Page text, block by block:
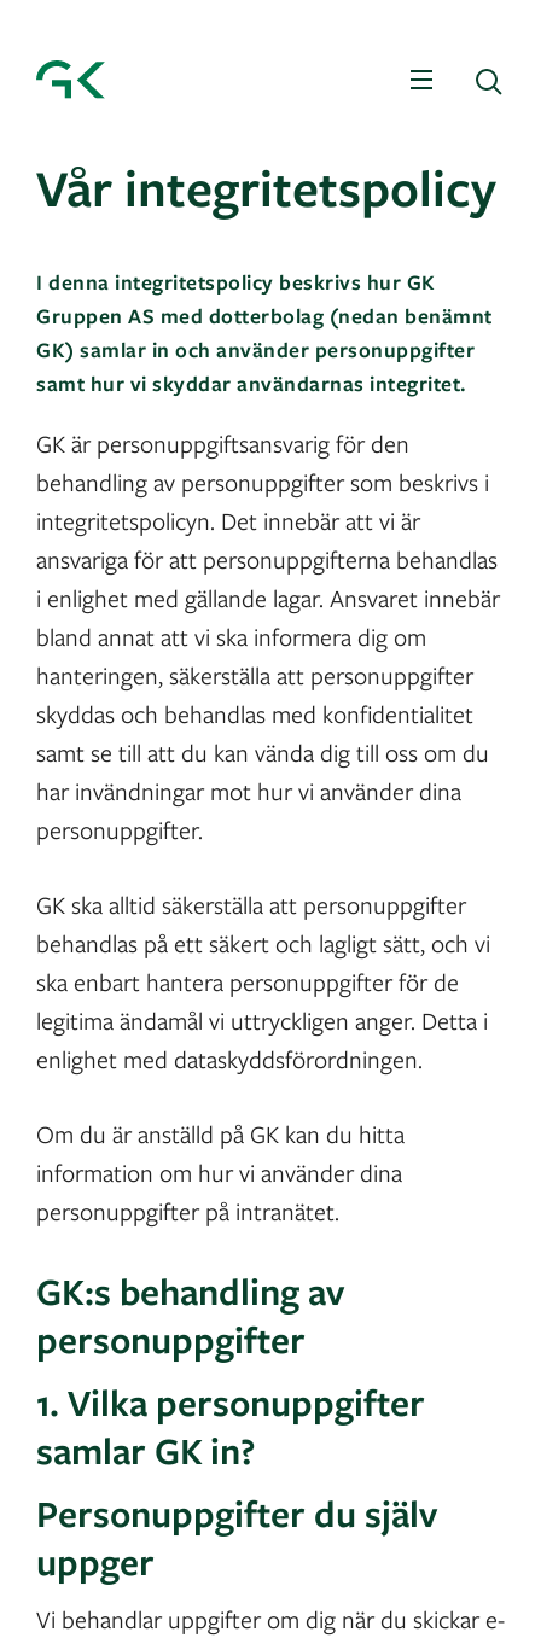
Meny
Vår integritetspolicy
I denna integritetspolicy beskrivs hur GK
Gruppen AS med dotterbolag (nedan benämnt
GK) samlar in och använder personuppgifter
samt hur vi skyddar användarnas integritet.
GK är personuppgiftsansvarig för den
behandling av personuppgifter som beskrivs i
integritetspolicyn. Det innebär att vi är
ansvariga för att personuppgifterna behandlas
i enlighet med gällande lagar. Ansvaret innebär
bland annat att vi ska informera dig om
hanteringen, säkerställa att personuppgifter
skyddas och behandlas med konfidentialitet
samt se till att du kan vända dig till oss om du
har invändningar mot hur vi använder dina
personuppgifter.
GK ska alltid säkerställa att personuppgifter
behandlas på ett säkert och lagligt sätt, och vi
ska enbart hantera personuppgifter för de
legitima ändamål vi uttryckligen anger. Detta i
enlighet med dataskyddsförordningen.
Om du är anställd på GK kan du hitta
information om hur vi använder dina
personuppgifter på intranätet.
GK:s behandling av
personuppgifter
1. Vilka personuppgifter
samlar GK in?
Personuppgifter du själv
uppger
Vi behandlar uppgifter om dig när du skickar e-